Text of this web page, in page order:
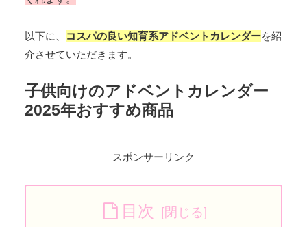
以下に、 コスパの良い知育系アドベントカレンダーを紹
介させていただきます。
子供向けのアドベントカレンダー
2025年おすすめ商品
スポンサーリンク
目次